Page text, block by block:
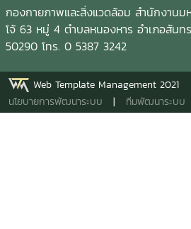
กองกายภาพและสิ่งแวดล้อม สำนักงานม
โจ้ 63 หมู่ 4 ตำบลหนองหาร อำเภอสันท
50290 โทร. 0 5387 3242
Web Template Management 2021
นโยบายการพัฒนาระบบ | ทีมพัฒนาระบบ